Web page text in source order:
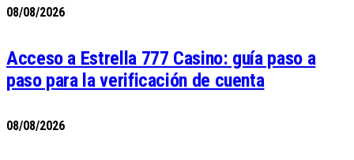
08/08/2026
Acceso a Estrella 777 Casino: guía paso a
paso para la verificación de cuenta
08/08/2026